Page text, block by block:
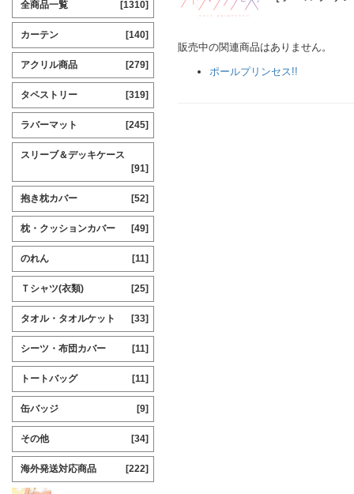
販売中の関連商品はありません。
ポールプリンセス!!
全商品一覧 [1310]
カーテン [140]
アクリル商品 [279]
タペストリー [319]
ラバーマット [245]
スリーブ＆デッキケース
[91]
抱き枕カバー [52]
枕・クッションカバー [49]
のれん [11]
Ｔシャツ(衣類) [25]
タオル・タオルケット [33]
シーツ・布団カバー [11]
トートバッグ [11]
缶バッジ [9]
その他 [34]
海外発送対応商品 [222]